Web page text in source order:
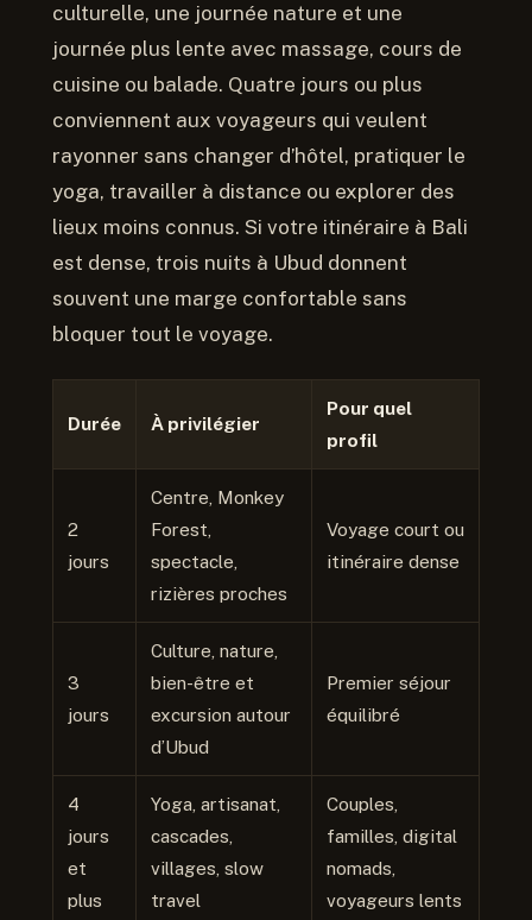
culturelle, une journée nature et une
journée plus lente avec massage, cours de
cuisine ou balade. Quatre jours ou plus
conviennent aux voyageurs qui veulent
rayonner sans changer d’hôtel, pratiquer le
yoga, travailler à distance ou explorer des
lieux moins connus. Si votre itinéraire à Bali
est dense, trois nuits à Ubud donnent
souvent une marge confortable sans
bloquer tout le voyage.
Durée À privilégier
Pour quel
profil
2
jours
Centre, Monkey
Forest,
spectacle,
rizières proches
Voyage court ou
itinéraire dense
3
jours
Culture, nature,
bien-être et
excursion autour
d’Ubud
Premier séjour
équilibré
4
jours
et
plus
Yoga, artisanat,
cascades,
villages, slow
travel
Couples,
familles, digital
nomads,
voyageurs lents